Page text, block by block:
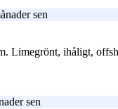
sen
Limegrönt, ihåligt,
sen